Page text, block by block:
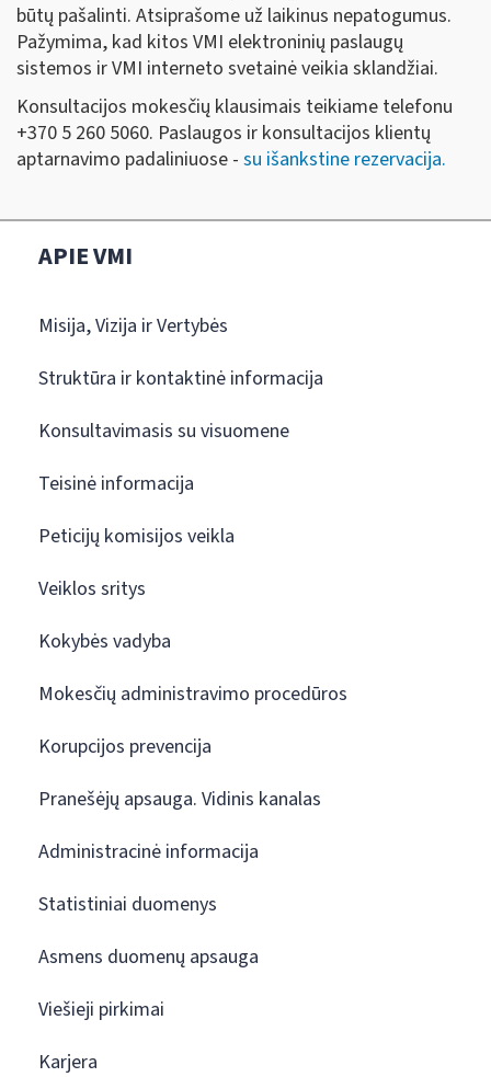
būtų pašalinti. Atsiprašome už laikinus nepatogumus.
Pažymima, kad kitos VMI elektroninių paslaugų
sistemos ir VMI interneto svetainė veikia sklandžiai.
Konsultacijos mokesčių klausimais teikiame telefonu
+370 5 260 5060. Paslaugos ir konsultacijos klientų
aptarnavimo padaliniuose - su išankstine rezervacija.
APIE VMI
Misija, Vizija ir Vertybės
Struktūra ir kontaktinė informacija
Konsultavimasis su visuomene
Teisinė informacija
Peticijų komisijos veikla
Veiklos sritys
Kokybės vadyba
Mokesčių administravimo procedūros
Korupcijos prevencija
Pranešėjų apsauga. Vidinis kanalas
Administracinė informacija
Statistiniai duomenys
Asmens duomenų apsauga
Viešieji pirkimai
Karjera